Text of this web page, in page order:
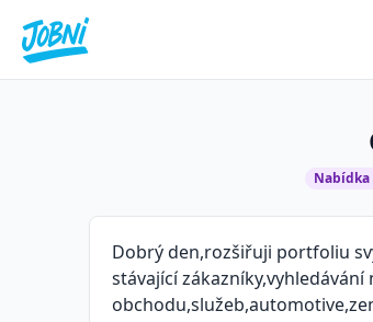
Nabídka
Dobrý den,rozšiřuji portfoliu
stávající